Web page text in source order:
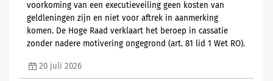
voorkoming van een executieveiling geen kosten van
geldleningen zijn en niet voor aftrek in aanmerking
komen. De Hoge Raad verklaart het beroep in cassatie
zonder nadere motivering ongegrond (art. 81 lid 1 Wet RO).
20 juli 2026